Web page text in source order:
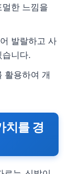
한 느낌을
발랄하고 사
니다.
활용하여 개
치를 경